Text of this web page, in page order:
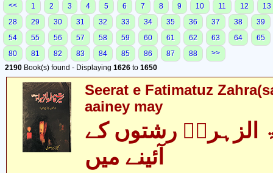
<< 1 2 3 4 5 6 7 8 9 10 11 12
13
28
29 30 31 32 33 34 35 36 37 38
39
54
55 56 57 58 59 60 61 62 63 64
65
80
81 82 83 84 85 86 87 88
>>
2190 Book(s) found - Displaying 1626 to 1650
Seerat e Fatimatuz
aainey may
الزہراؑ رشتوں کے
آئینے میں